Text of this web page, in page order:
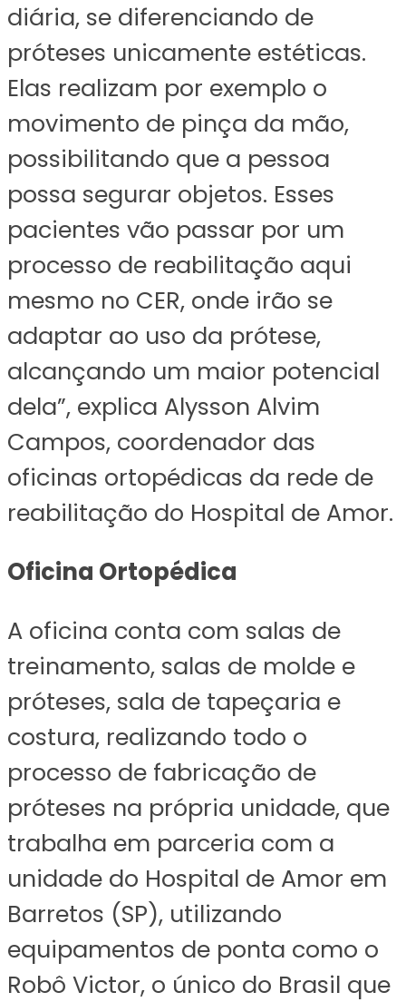
diária, se diferenciando de
próteses unicamente estéticas.
Elas realizam por exemplo o
movimento de pinça da mão,
possibilitando que a pessoa
possa segurar objetos. Esses
pacientes vão passar por um
processo de reabilitação aqui
mesmo no CER, onde irão se
adaptar ao uso da prótese,
alcançando um maior potencial
dela”, explica Alysson Alvim
Campos, coordenador das
oficinas ortopédicas da rede de
reabilitação do Hospital de Amor.
Oficina Ortopédica
A oficina conta com salas de
treinamento, salas de molde e
próteses, sala de tapeçaria e
costura, realizando todo o
processo de fabricação de
próteses na própria unidade, que
trabalha em parceria com a
unidade do Hospital de Amor em
Barretos (SP), utilizando
equipamentos de ponta como o
Robô Victor, o único do Brasil que